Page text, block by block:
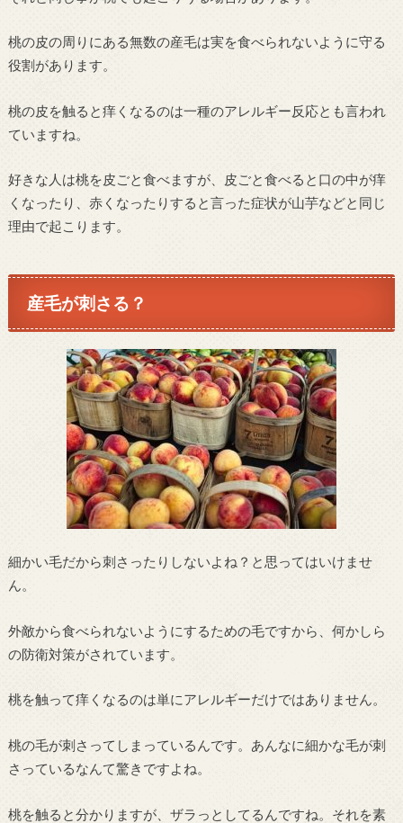
桃の皮の周りにある無数の産毛は実を食べられないように守る
役割があります。
桃の皮を触ると痒くなるのは一種のアレルギー反応とも言われ
ていますね。
好きな人は桃を皮ごと食べますが、皮ごと食べると口の中が痒
くなったり、赤くなったりすると言った症状が山芋などと同じ
理由で起こります。
産毛が刺さる？
細かい毛だから刺さったりしないよね？と思ってはいけませ
ん。
外敵から食べられないようにするための毛ですから、何かしら
の防衛対策がされています。
桃を触って痒くなるのは単にアレルギーだけではありません。
桃の毛が刺さってしまっているんです。あんなに細かな毛が刺
さっているなんて驚きですよね。
桃を触ると分かりますが、ザラっとしてるんですね。それを素